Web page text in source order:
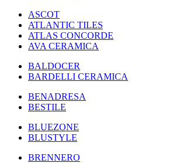
ASCOT
ATLANTIC TILES
ATLAS CONCORDE
AVA CERAMICA
BALDOCER
BARDELLI CERAMICA
BENADRESA
BESTILE
BLUEZONE
BLUSTYLE
BRENNERO